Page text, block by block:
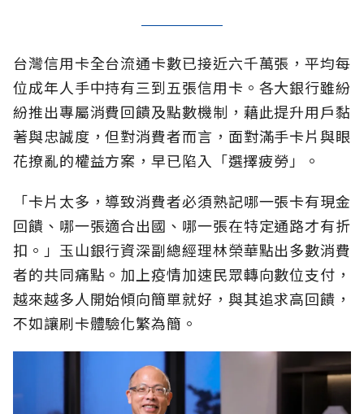
台灣信用卡全台流通卡數已接近六千萬張，平均每
位成年人手中持有三到五張信用卡。各大銀行雖紛
紛推出專屬消費回饋及點數機制，藉此提升用戶黏
著與忠誠度，但對消費者而言，面對滿手卡片與眼
花撩亂的權益方案，早已陷入「選擇疲勞」。
「卡片太多，導致消費者必須熟記哪一張卡有現金
回饋、哪一張適合出國、哪一張在特定通路才有折
扣。」玉山銀行資深副總經理林榮華點出多數消費
者的共同痛點。加上疫情加速民眾轉向數位支付，
越來越多人開始傾向簡單就好，與其追求高回饋，
不如讓刷卡體驗化繁為簡。